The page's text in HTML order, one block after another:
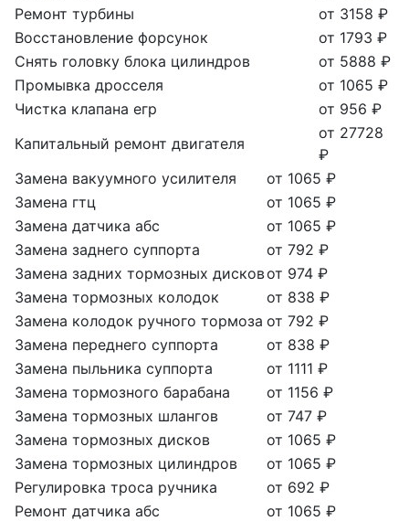
Ремонт турбины
от 3158 ₽
Восстановление форсунок
от 1793 ₽
Снять головку блока цилиндров
от 5888 ₽
Промывка дросселя
от 1065 ₽
Чистка клапана егр
от 956 ₽
Капитальный ремонт двигателя
от 27728
₽
Замена вакуумного усилителя
от 1065 ₽
Замена гтц
от 1065 ₽
Замена датчика абс
от 1065 ₽
Замена заднего суппорта
от 792 ₽
Замена задних тормозных дисковот 974 ₽
Замена тормозных колодок
от 838 ₽
Замена колодок ручного тормоза от 792 ₽
Замена переднего суппорта
от 838 ₽
Замена пыльника суппорта
от 1111 ₽
Замена тормозного барабана
от 1156 ₽
Замена тормозных шлангов
от 747 ₽
Замена тормозных дисков
от 1065 ₽
Замена тормозных цилиндров
от 1065 ₽
Регулировка троса ручника
от 692 ₽
Ремонт датчика абс
от 1065 ₽